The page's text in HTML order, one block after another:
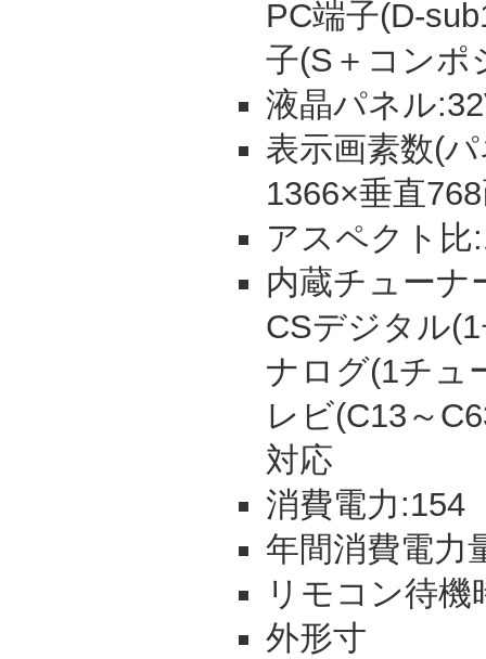
PC端子(D-
子(S＋コンポ
液晶パネル
表示画素数(
1366×垂直
アスペクト比
内蔵チューナ
CSデジタル
ナログ(1チュ
レビ(C13～
対応
消費電力:154
年間消費電力
リモコン待機
外形寸